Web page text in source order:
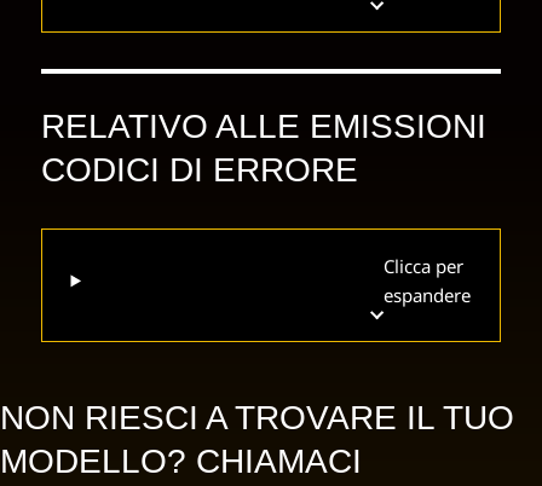
RELATIVO ALLE EMISSIONI
CODICI DI ERRORE
Clicca per
espandere
NON RIESCI A TROVARE IL TUO
MODELLO? CHIAMACI